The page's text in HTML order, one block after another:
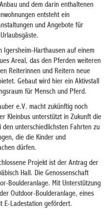
und dem darin enthaltenen
entsteht ein
und Angebote für
Igersheim-Harthausen auf einem
Areal, das den Pferden weiteren
Reiterinnen und Reitern neue
Gebaut wird hier ein Aktivstall
für Mensch und Pferd.
e.V. macht zukünftig noch
Kleinbus unterstützt in Zukunft die
unterschiedlichsten Fahrten zu
die die Kinder und
dürfen.
Projekt ist der Antrag der
Hall. Die Genossenschaft
Boulderanlage. Mit Unterstützung
Outdoor-Boulderanlage, eines
E-Ladestation gefördert.